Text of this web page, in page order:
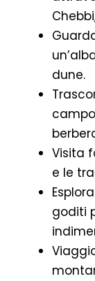
dune.
Visita
e le
goditi